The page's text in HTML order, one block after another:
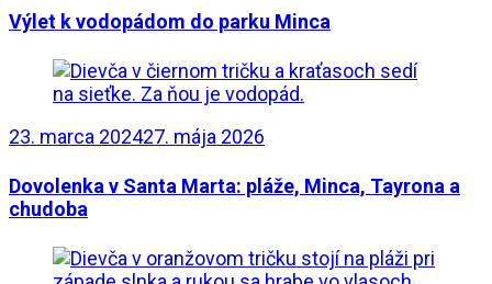
Výlet k vodopádom do parku Minca
23. marca 202427. mája 2026
Dovolenka v Santa Marta: pláže, Minca, Tayrona a
chudoba